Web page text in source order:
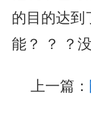
的目的达
能？ ？ ？
上一篇：